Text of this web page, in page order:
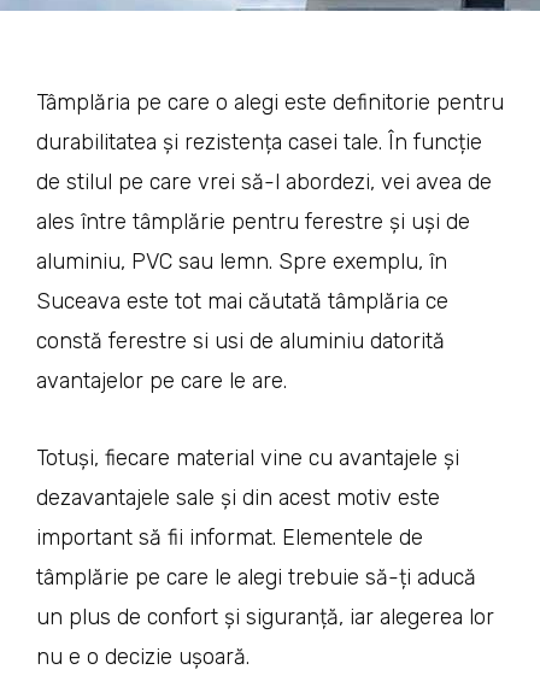
Tâmplăria pe care o alegi este definitorie pentru
durabilitatea și rezistența casei tale. În funcție
de stilul pe care vrei să-l abordezi, vei avea de
ales între tâmplărie pentru ferestre și uși de
aluminiu, PVC sau lemn. Spre exemplu, în
Suceava este tot mai căutată tâmplăria ce
constă ferestre si usi de aluminiu datorită
avantajelor pe care le are.
Totuși, fiecare material vine cu avantajele și
dezavantajele sale și din acest motiv este
important să fii informat. Elementele de
tâmplărie pe care le alegi trebuie să-ți aducă
un plus de confort și siguranță, iar alegerea lor
nu e o decizie ușoară.